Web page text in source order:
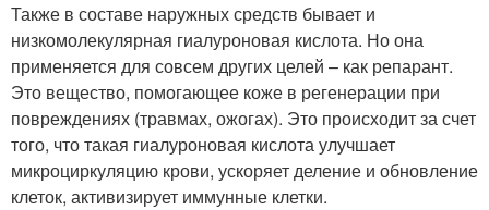
Также в составе наружных средств бывает и
низкомолекулярная гиалуроновая кислота. Но она
применяется для совсем других целей – как репарант.
Это вещество, помогающее коже в регенерации при
повреждениях (травмах, ожогах). Это происходит за счет
того, что такая гиалуроновая кислота улучшает
микроциркуляцию крови, ускоряет деление и обновление
клеток, активизирует иммунные клетки.